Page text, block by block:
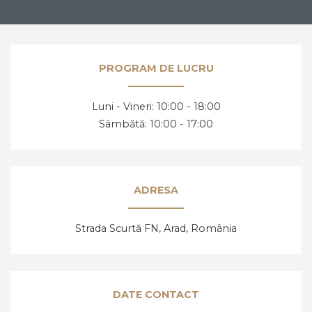
PROGRAM DE LUCRU
Luni - Vineri: 10:00 - 18:00
Sâmbătă: 10:00 - 17:00
ADRESA
Strada Scurtă FN, Arad, România
DATE CONTACT